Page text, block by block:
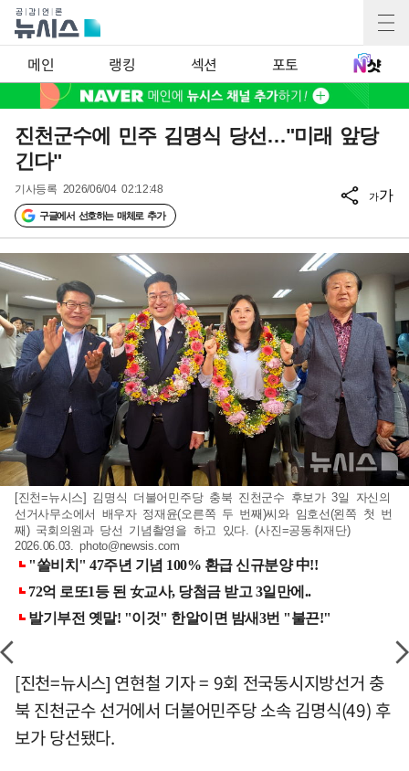
메인 랭킹 섹션 포토
진천군수에 민주 김명식 당선…"미래 앞당
긴다"
기사등록 2026/06/04 02:12:48
구글에서 선호하는 매체로 추가
가가
[진천=뉴시스] 김명식 더불어민주당 충북 진천군수 후보가 3일 자신의
선거사무소에서 배우자 정재윤(오른쪽 두 번째)씨와 임호선(왼쪽 첫 번
째) 국회의원과 당선 기념촬영을 하고 있다. (사진=공동취재단)
2026.06.03.photo@newsis.com
[진천=뉴시스] 연현철 기자 = 9회 전국동시지방선거 충
북 진천군수 선거에서 더불어민주당 소속 김명식(49) 후
보가 당선됐다.